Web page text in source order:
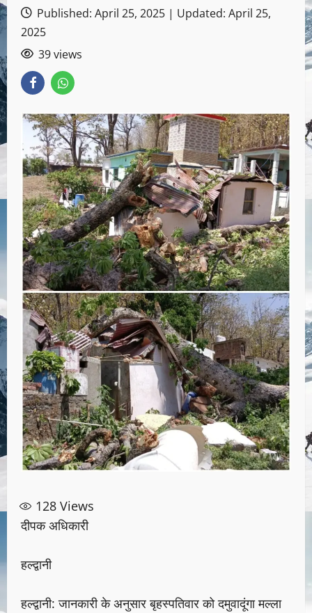
Published: April 25, 2025 | Updated: April 25,
2025
39 views
128 Views
दीपक अधिकारी
हल्द्वानी
हल्द्वानी: जानकारी के अनुसार बृहस्पतिवार को दमुवादूंगा मल्ला